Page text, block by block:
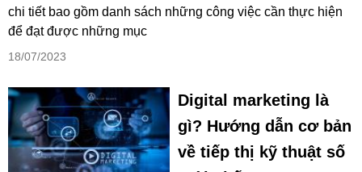
chi tiết bao gồm danh sách những công việc cần thực hiện
để đạt được những mục
18/07/2023
Digital marketing là
gì? Hướng dẫn cơ bản
về tiếp thị kỹ thuật số